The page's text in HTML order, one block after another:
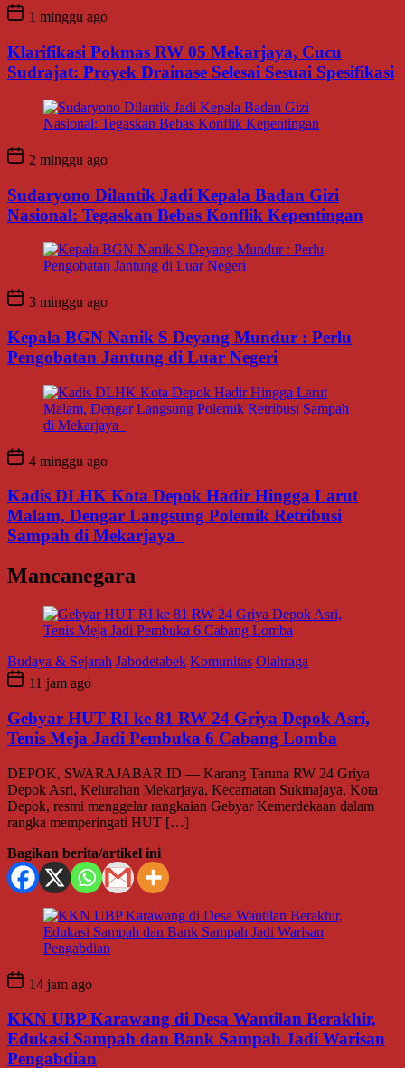
1 minggu ago
Klarifikasi Pokmas RW 05 Mekarjaya, Cucu
Sudrajat: Proyek Drainase Selesai Sesuai Spesifikasi
2 minggu ago
Sudaryono Dilantik Jadi Kepala Badan Gizi
Nasional: Tegaskan Bebas Konflik Kepentingan
3 minggu ago
Kepala BGN Nanik S Deyang Mundur : Perlu
Pengobatan Jantung di Luar Negeri
4 minggu ago
Kadis DLHK Kota Depok Hadir Hingga Larut
Malam, Dengar Langsung Polemik Retribusi
Sampah di Mekarjaya
Mancanegara
Budaya & Sejarah Jabodetabek Komunitas Olahraga
11 jam ago
Gebyar HUT RI ke 81 RW 24 Griya Depok Asri,
Tenis Meja Jadi Pembuka 6 Cabang Lomba
DEPOK, SWARAJABAR.ID — Karang Taruna RW 24 Griya
Depok Asri, Kelurahan Mekarjaya, Kecamatan Sukmajaya, Kota
Depok, resmi menggelar rangkaian Gebyar Kemerdekaan dalam
rangka memperingati HUT […]
Bagikan berita/artikel ini
14 jam ago
KKN UBP Karawang di Desa Wantilan Berakhir,
Edukasi Sampah dan Bank Sampah Jadi Warisan
Pengabdian